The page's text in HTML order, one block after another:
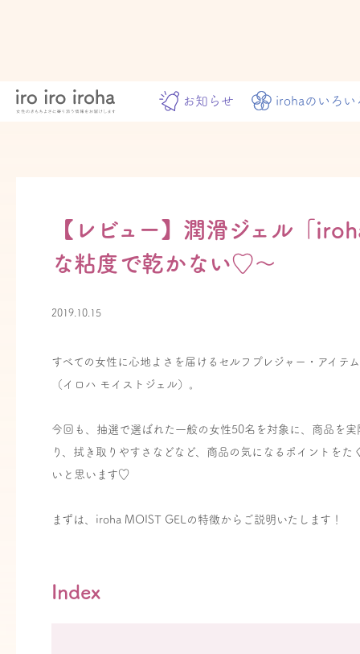
お知らせ irohaのいろい
【レビュー】潤滑ジェル「
な粘度で乾かない♡〜
2019.10.15
すべての女性に心地よさを届けるセルフプレジャー・アイ
（イロハ モイストジェル）。
今回も、抽選で選ばれた一般の女性50名を対象に、商品を
り、拭き取りやすさなどなど、商品の気になるポイントを
いと思います♡
まずは、iroha MOIST GELの特徴からご説明いたします！
Index